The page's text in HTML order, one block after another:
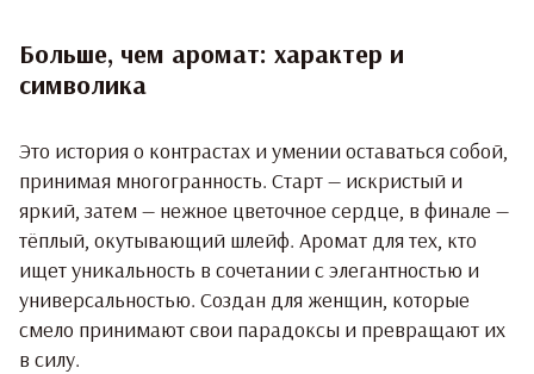
Больше, чем аромат: характер и
символика
Это история о контрастах и умении оставаться собой,
принимая многогранность. Старт — искристый и
яркий, затем — нежное цветочное сердце, в финале —
тёплый, окутывающий шлейф. Аромат для тех, кто
ищет уникальность в сочетании с элегантностью и
универсальностью. Создан для женщин, которые
смело принимают свои парадоксы и превращают их
в силу.